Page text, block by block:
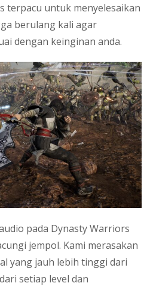
terpacu untuk menyelesaikan
berulang kali agar
dengan keinginan anda.
pada Dynasty Warriors
jempol. Kami merasakan
yang jauh lebih tinggi dari
setiap level dan